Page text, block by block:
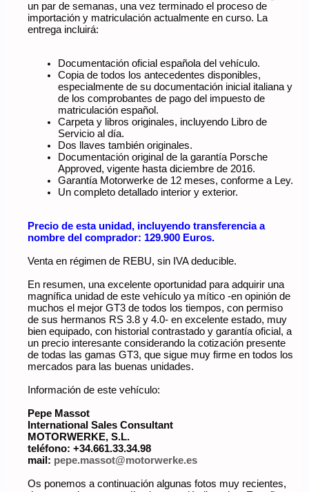
un par de semanas, una vez terminado el proceso de
importación y matriculación actualmente en curso. La
entrega incluirá:
Documentación oficial española del vehículo.
Copia de todos los antecedentes disponibles,
especialmente de su documentación inicial italiana y
de los comprobantes de pago del impuesto de
matriculación español.
Carpeta y libros originales, incluyendo Libro de
Servicio al día.
Dos llaves también originales.
Documentación original de la garantía Porsche
Approved, vigente hasta diciembre de 2016.
Garantía Motorwerke de 12 meses, conforme a Ley.
Un completo detallado interior y exterior.
Precio de esta unidad, incluyendo transferencia a
nombre del comprador: 129.900 Euros.
Venta en régimen de REBU, sin IVA deducible.
En resumen, una excelente oportunidad para adquirir una
magnífica unidad de este vehículo ya mítico -en opinión de
muchos el mejor GT3 de todos los tiempos, con permiso
de sus hermanos RS 3.8 y 4.0- en excelente estado, muy
bien equipado, con historial contrastado y garantía oficial, a
un precio interesante considerando la cotización presente
de todas las gamas GT3, que sigue muy firme en todos los
mercados para las buenas unidades.
Información de este vehículo:
Pepe Massot
International Sales Consultant
MOTORWERKE, S.L.
teléfono: +34.661.33.34.98
mail: pepe.massot@motorwerke.es
Os ponemos a continuación algunas fotos muy recientes,